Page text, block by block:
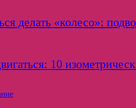
делать «колесо»:
10